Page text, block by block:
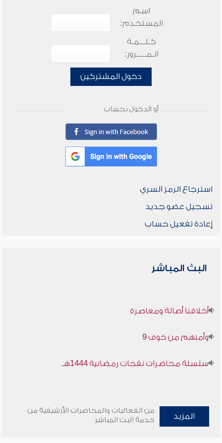
اسم
المستخدم:
كـلـــمـة
الـمـــــرور:
دخول المشتركين
أو الدخول بحساب
استرجاع الرمز السري
تسجيل عضو جديد
إعادة تفعيل حساب
البث المباشر
أخلاقنا أصالة ومعاصرة
وأمنهم من خوف 9
سلسلة محاضرات نفحات رمضانية 1444هـ
المزيد
من الفعاليات والمحاضرات الأرشيفية من
خدمة البث المباشر